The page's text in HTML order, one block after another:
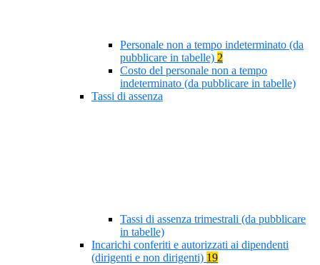
Personale non a tempo indeterminato (da
pubblicare in tabelle) 2
Costo del personale non a tempo
indeterminato (da pubblicare in tabelle)
Tassi di assenza
Tassi di assenza trimestrali (da pubblicare
in tabelle)
Incarichi conferiti e autorizzati ai dipendenti
(dirigenti e non dirigenti) 19